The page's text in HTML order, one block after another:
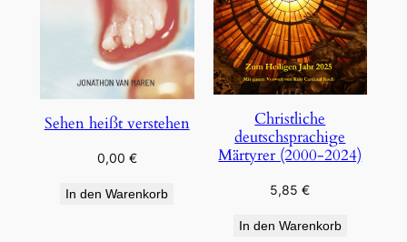
Sehen heißt verstehen
0,00 €
In den Warenkorb
Christliche
deutschsprachige
Märtyrer (2000-2024)
5,85€
In den Warenkorb